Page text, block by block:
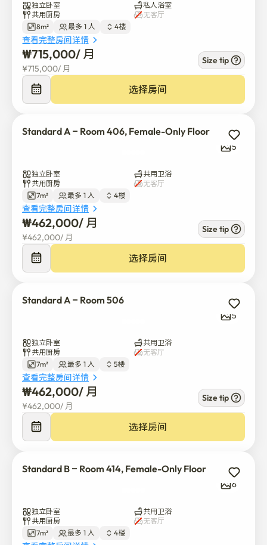
独立卧室
私人浴室
共用厨房
无客厅
8m²
最多 1 人 4楼
查看完整房间详情
₩715,000/ 月
¥715,000/ 月
Size tip
选择房间
Standard A – Room 406, Female-Only Floor
5
独立卧室
共用卫浴
共用厨房
无客厅
7m²
最多 1 人 4楼
查看完整房间详情
₩462,000/ 月
¥462,000/ 月
Size tip
选择房间
Standard A – Room 506
5
独立卧室
共用卫浴
共用厨房
无客厅
7m²
最多 1 人 5楼
查看完整房间详情
₩462,000/ 月
¥462,000/ 月
Size tip
选择房间
Standard B – Room 414, Female-Only Floor
6
独立卧室
共用卫浴
共用厨房
无客厅
7m²
最多 1 人 4楼